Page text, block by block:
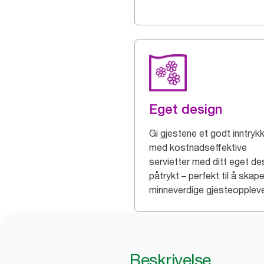
Eget design
Gi gjestene et godt inntrykk
med kostnadseffektive
servietter med ditt eget
påtrykt – perfekt til å skape
minneverdige
Beskrivelse